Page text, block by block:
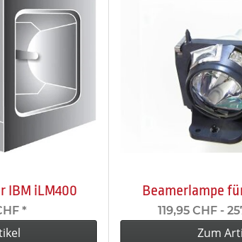
IBM iLM400
*
Beamerlampe
119,95 CHF -
Zum